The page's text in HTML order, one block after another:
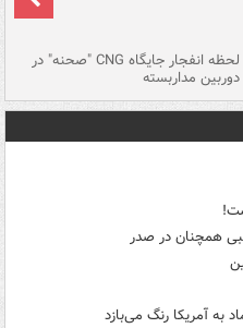
لحظه انفجار جایگاه CNG "صحنه" در
دوربین مداربسته
همچنان در صدر
به آمریکا رنگ می‌بازد